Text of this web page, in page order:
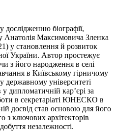
дослідженню біографії,
Анатолія Максимовича Зленка
у становлення й розвиток
України. Автор простежує
з його народження в селі
в Київському гірничому
державному університеті
дипломатичній кар’єрі за
в секретаріаті ЮНЕСКО в
досвід став основою для його
з ключових архітекторів
незалежності.